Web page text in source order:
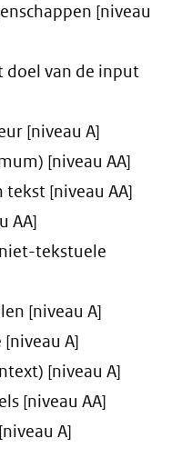
[niveau
doel van de input
[niveau A]
[niveau AA]
tekst [niveau AA]
AA]
tekstuele
[niveau A]
A]
[niveau A]
[niveau AA]
A]